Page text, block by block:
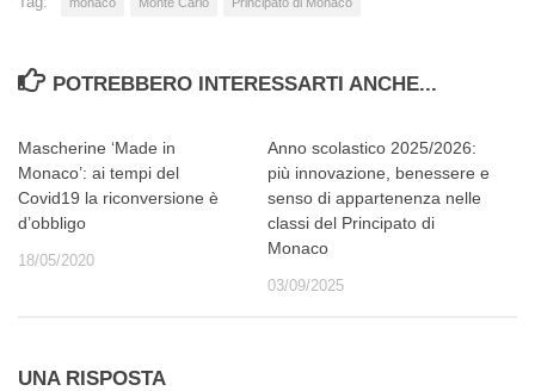
POTREBBERO INTERESSARTI ANCHE...
Mascherine ‘Made in
Monaco’: ai tempi del
Covid19 la riconversione è
d’obbligo
18/05/2020
Anno scolastico 2025/2026:
più innovazione, benessere e
senso di appartenenza nelle
classi del Principato di
Monaco
03/09/2025
UNA RISPOSTA